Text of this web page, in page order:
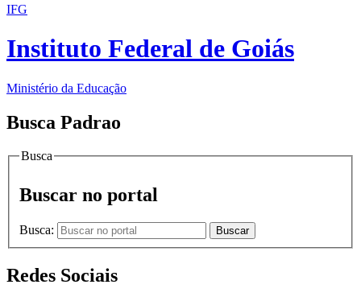
IFG
Instituto Federal de Goiás
Ministério da Educação
Busca Padrao
Busca
Buscar no portal
Busca: Buscar
Redes Sociais